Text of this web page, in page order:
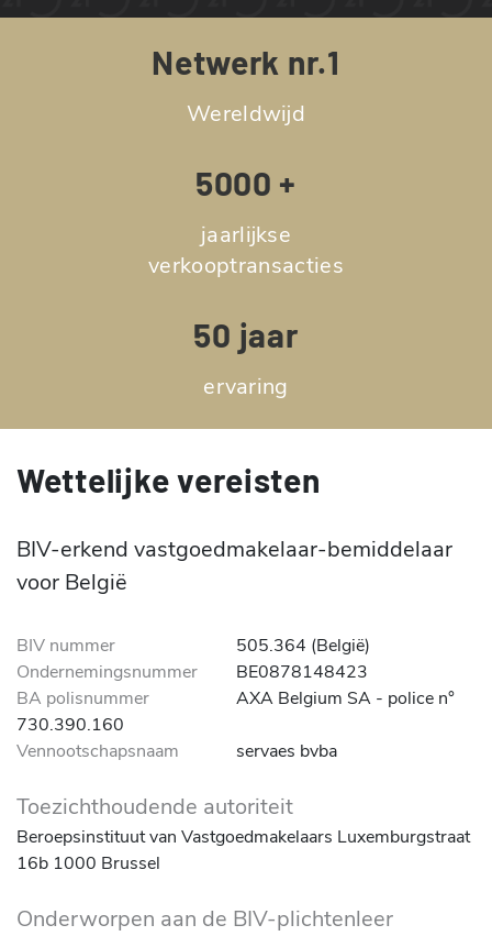
Netwerk nr.1
Wereldwijd
5000 +
jaarlijkse
verkooptransacties
50 jaar
ervaring
Wettelijke vereisten
BIV-erkend vastgoedmakelaar-bemiddelaar
voor België
BIV nummer
505.364 (België)
Ondernemingsnummer
BE0878148423
BA polisnummer
AXA Belgium SA - police n°
730.390.160
Vennootschapsnaam
servaes bvba
Toezichthoudende autoriteit
Beroepsinstituut van Vastgoedmakelaars Luxemburgstraat
16b 1000 Brussel
Onderworpen aan de BIV-plichtenleer